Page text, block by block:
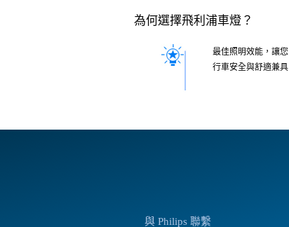
為何選擇飛利浦車燈？
最佳照明效能，讓您
行車安全與舒適兼具
與 Philips 聯繫